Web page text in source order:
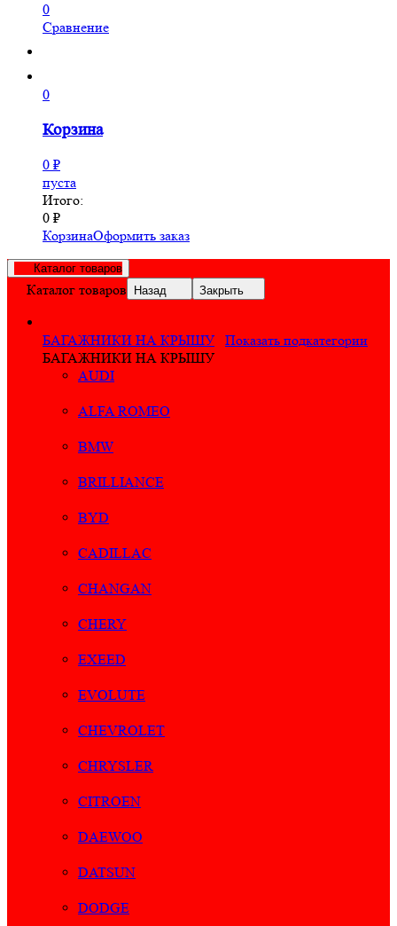
0
Сравнение
0
Корзина
0 ₽
пуста
Итого:
0 ₽
КорзинаОформить заказ
Каталог товаров
Каталог товаров Назад Закрыть
БАГАЖНИКИ НА КРЫШУ
Показать подкатегории
БАГАЖНИКИ НА КРЫШУ
AUDI
ALFA ROMEO
BMW
BRILLIANCE
BYD
CADILLAC
CHANGAN
CHERY
EXEED
EVOLUTE
CHEVROLET
CHRYSLER
CITROEN
DAEWOO
DATSUN
DODGE